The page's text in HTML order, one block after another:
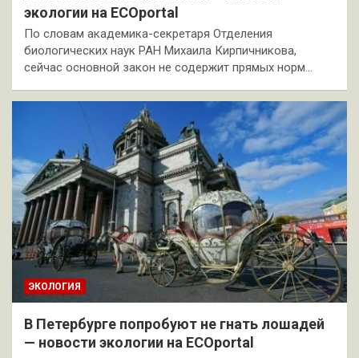
экологии на ECOportal
По словам академика-секретаря Отделения
биологических наук РАН Михаила Кирпичникова,
сейчас основной закон не содержит прямых норм…
ЭКОЛОГИЯ
В Петербурге попробуют не гнать лошадей
— новости экологии на ECOportal